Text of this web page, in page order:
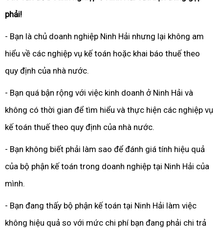
phải!
- Bạn là chủ doanh nghiệp Ninh Hải nhưng lại không am
hiểu về các nghiệp vụ kế toán hoặc khai báo thuế theo
quy định của nhà nước.
- Bạn quá bận rộng với việc kinh doanh ở Ninh Hải và
không có thời gian để tìm hiểu và thực hiện các nghiệp vụ
kế toán thuế theo quy định của nhà nước.
- Bạn không biết phải làm sao để đánh giá tính hiệu quả
của bộ phận kế toán trong doanh nghiệp tại Ninh Hải của
mình.
- Bạn đang thấy bộ phận kế toán tại Ninh Hải làm việc
không hiệu quả so với mức chi phí bạn đang phải chi trả